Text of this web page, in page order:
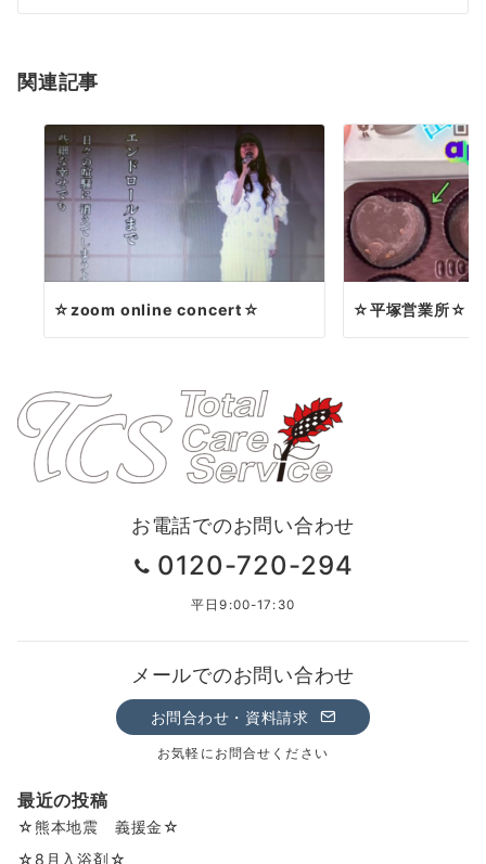
シ
ン
関連記事
☆zoom online concert☆ ☆平塚営業所☆
お電話でのお問い合わせ
0120-720-294
平日9:00-17:30
メールでのお問い合わせ
お問合わせ・資料請求
お気軽にお問合せください
最近の投稿
☆熊本地震 義援金☆
☆8月入浴剤☆